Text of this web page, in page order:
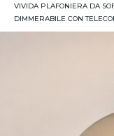
VIVIDA PLAFONIERA DA
DIMMERABILE CON